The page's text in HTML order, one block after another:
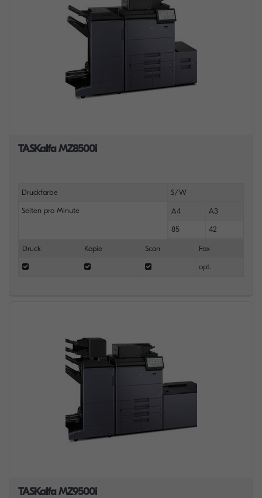
TASKalfa MZ8500i
Druckfarbe S/W
Seiten pro Minute A4 A3
85 42
Druck Kopie Scan Fax
opt.
TASKalfa MZ9500i